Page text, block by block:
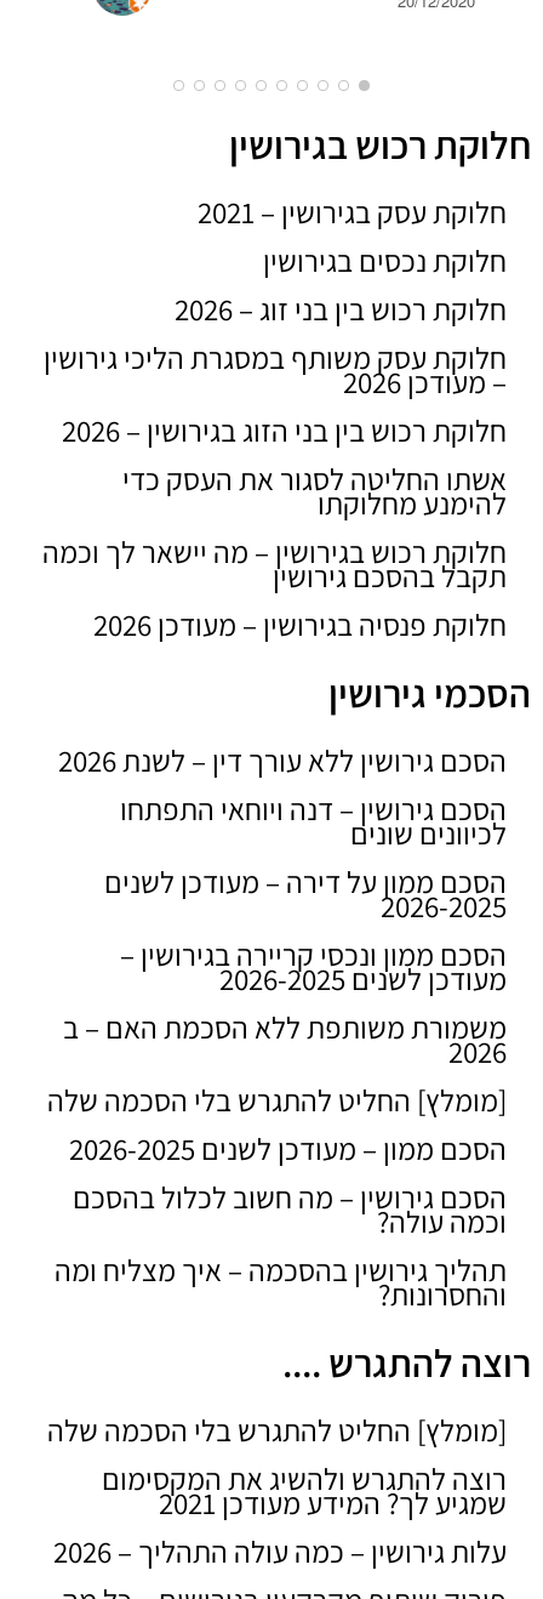
חלוקת רכוש בגירושין
חלוקת עסק בגירושין – 2021
חלוקת נכסים בגירושין
חלוקת רכוש בין בני זוג – 2026
חלוקת עסק משותף במסגרת הליכי גירושין
– מעודכן 2026
חלוקת רכוש בין בני הזוג בגירושין – 2026
אשתו החליטה לסגור את העסק כדי
להימנע מחלוקתו
חלוקת רכוש בגירושין – מה יישאר לך וכמה
תקבל בהסכם גירושין
חלוקת פנסיה בגירושין – מעודכן 2026
הסכמי גירושין
הסכם גירושין ללא עורך דין – לשנת 2026
הסכם גירושין – דנה ויוחאי התפתחו
לכיוונים שונים
הסכם ממון על דירה – מעודכן לשנים
2026-2025
הסכם ממון ונכסי קריירה בגירושין –
מעודכן לשנים 2026-2025
משמורת משותפת ללא הסכמת האם – ב
2026
[מומלץ] החליט להתגרש בלי הסכמה שלה
הסכם ממון – מעודכן לשנים 2026-2025
הסכם גירושין – מה חשוב לכלול בהסכם
וכמה עולה?
תהליך גירושין בהסכמה – איך מצליח ומה
והחסרונות?
רוצה להתגרש ....
[מומלץ] החליט להתגרש בלי הסכמה שלה
רוצה להתגרש ולהשיג את המקסימום
שמגיע לך? המידע מעודכן 2021
עלות גירושין – כמה עולה התהליך – 2026